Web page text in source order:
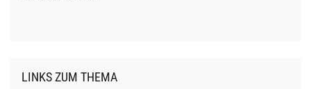
LINKS ZUM THEMA